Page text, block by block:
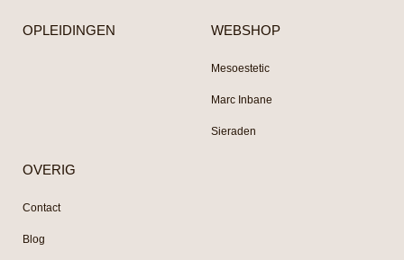
OPLEIDINGEN WEBSHOP
Mesoestetic
Marc Inbane
Sieraden
OVERIG
Contact
Blog